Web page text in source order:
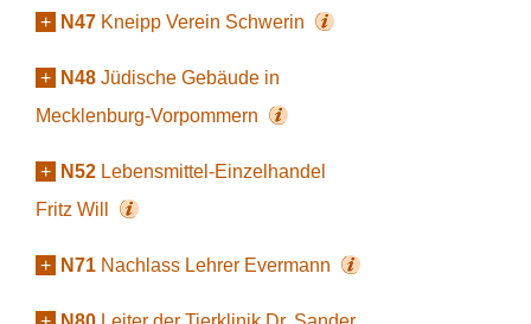
+ N47 Kneipp Verein Schwerin
+ N48 Jüdische Gebäude in
Mecklenburg-Vorpommern
+ N52 Lebensmittel-Einzelhandel
Fritz Will
+ N71 Nachlass Lehrer Evermann